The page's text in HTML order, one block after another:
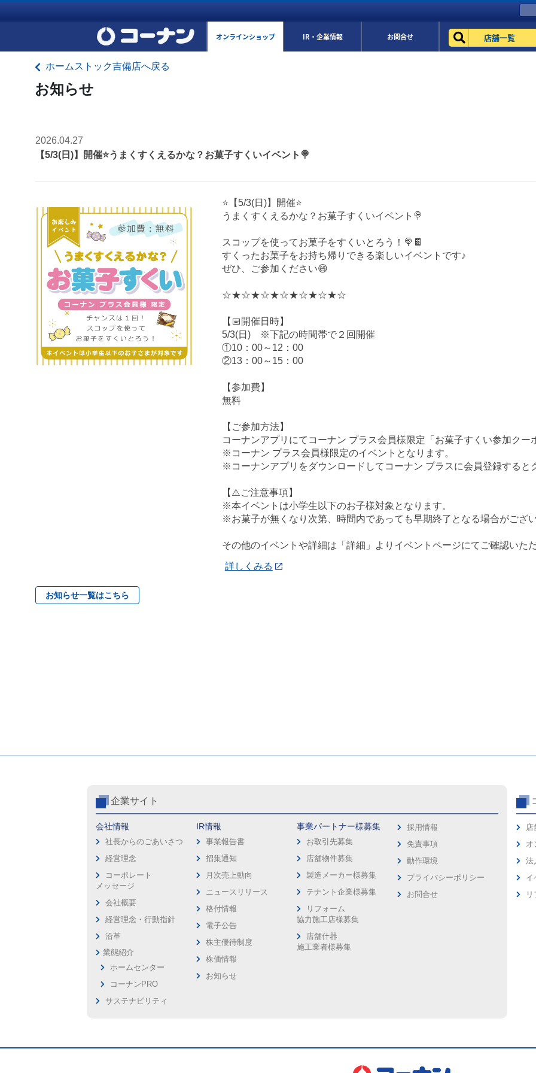
オンラインショップ IR・企業情報 お問合せ 店舗一覧
ホームストック吉備店へ戻る
お知らせ
2026.04.27
【5/3(日)】開催⭐️うまくすくえるかな？お菓子すくいイベント🍭
⭐️【5/3(日)】開催⭐️
うまくすくえるかな？お菓子すくいイベント🍭
スコップを使ってお菓子をすくいとろう！🍭🍫
すくったお菓子をお持ち帰りできる楽しいイベントです♪
ぜひ、ご参加ください😄
☆★☆★☆★☆★☆★☆★☆
【📅開催日時】
5/3(日) ※下記の時間帯で２回開催
①10：00～12：00
②13：00～15：00
【参加費】
無料
【ご参加方法】
コーナンアプリにてコーナン プラス会員様限定「お菓子すくい参加クー
※コーナン プラス会員様限定のイベントとなります。
※コーナンアプリをダウンロードしてコーナン プラスに会員登録すると
【⚠️ご注意事項】
※本イベントは小学生以下のお子様対象となります。
※お菓子が無くなり次第、時間内であっても早期終了となる場合がござい
その他のイベントや詳細は「詳細」よりイベントページにてご確認いただ
詳しくみる
お知らせ一覧はこちら
企業サイト
会社情報
社長からのごあいさつ
経営理念
コーポレート
メッセージ
会社概要
経営理念・行動指針
沿革
業態紹介
ホームセンター
コーナンPRO
サステナビリティ
IR情報
事業報告書
招集通知
月次売上動向
ニュースリリース
格付情報
電子公告
株主優待制度
株価情報
お知らせ
事業パートナー様募集
お取引先募集
店舗物件募集
製造メーカー様募集
テナント企業様募集
リフォーム
協力施工店様募集
店舗什器
施工業者様募集
採用情報
免責事項
動作環境
プライバシーポリシー
お問合せ
店
オ
法
イ